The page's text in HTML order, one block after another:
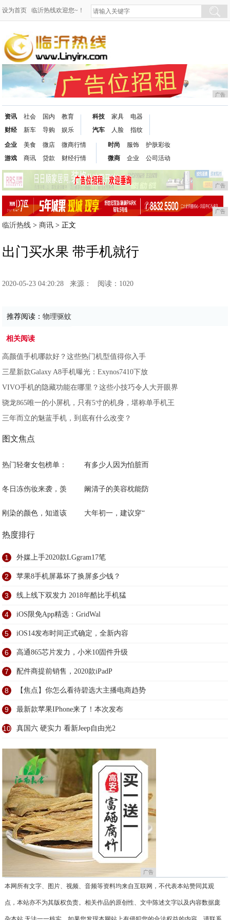
设为首页 临沂热线欢迎您~！
广告
资讯
财经
社会
新车
国内
导购
教育
娱乐
科技
汽车
家具
人脸
电器
指纹
企业
游戏
美食
商讯
微店
贷款
微商行情
财经行情
时尚
微商
服饰
企业
护肤彩妆
公司活动
广告
广告
临沂热线 >商讯 > 正文
出门买水果 带手机就行
2020-05-23 04:20:28 来源： 阅读：1020
推荐阅读：物理驱蚊
相关阅读
高颜值手机哪款好？这些热门机型值得你入手
三星新款Galaxy A8手机曝光：Exynos7410下放
VIVO手机的隐藏功能在哪里？这些小技巧令人大开眼界
骁龙865唯一的小屏机，只有5寸的机身，堪称单手机王
三年而立的魅蓝手机，到底有什么改变？
图文焦点
热门轻奢女包榜单： 有多少人因为怕脏而
冬日冻伤妆来袭，羡 阚清子的美容枕能防
刚染的颜色，知道该 大年初一，建议穿“
热度排行
1 外媒上手2020款LGgram17笔
2 苹果8手机屏幕坏了换屏多少钱？
3 线上线下双发力 2018年酷比手机猛
4 iOS限免App精选：GridWal
5 iOS14发布时间正式确定，全新内容
6 高通865芯片发力，小米10固件升级
7 配件商提前销售，2020款iPadP
8 【焦点】你怎么看待碧选大主播电商趋势
9 最新款苹果IPhone来了！本次发布
10 真国六 硬实力 看新Jeep自由光2
广告
本网所有文字、图片、视频、音频等资料均来自互联网，不代表本站赞同其观
点，本站亦不为其版权负责。相关作品的原创性、文中陈述文字以及内容数据庞